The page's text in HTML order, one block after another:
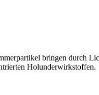
bringen durch
Holunderwirkstoffen.